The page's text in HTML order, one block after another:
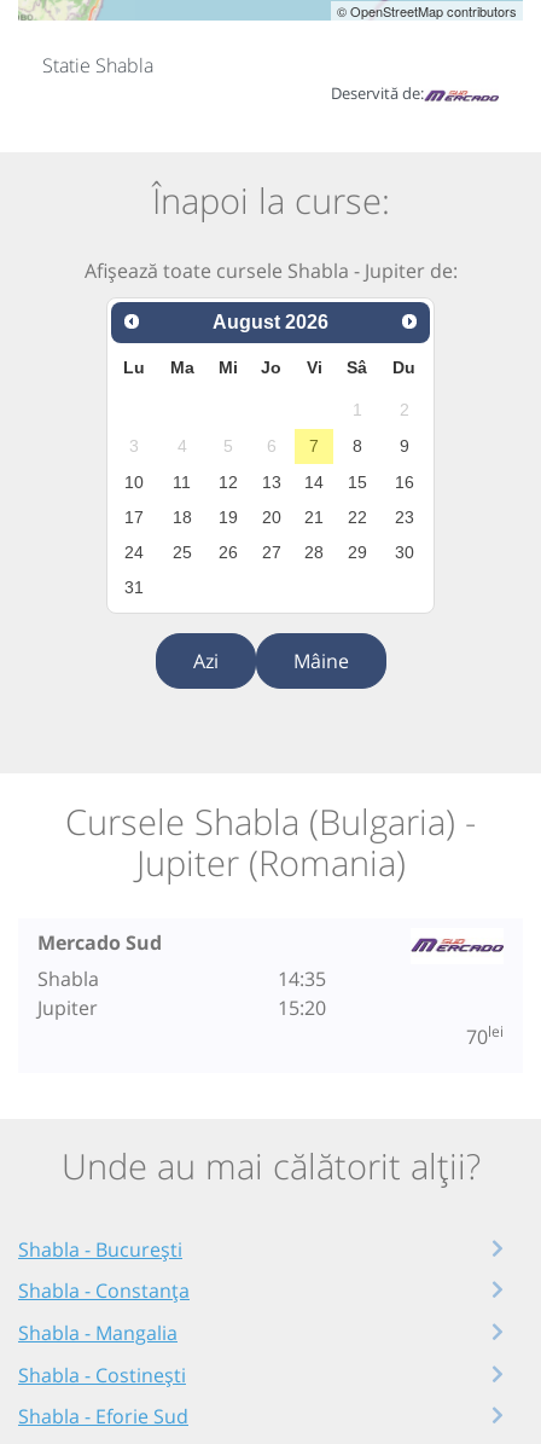
© OpenStreetMap contributors
Statie Shabla
Deservită de:
Înapoi la curse:
Afișează toate cursele Shabla - Jupiter de:
August 2026
Lu Ma Mi Jo Vi Sâ Du
1
2
3
4 5 6 7 8
9
10
11 12 13 14 15
16
17
18 19 20 21 22
23
24
25 26 27 28 29
30
31
Azi Mâine
Cursele Shabla (Bulgaria) -
Jupiter (Romania)
Mercado Sud
Shabla
Jupiter
14:35
15:20
70lei
Unde au mai călătorit alții?
Shabla - București
Shabla - Constanța
Shabla - Mangalia
Shabla - Costinești
Shabla - Eforie Sud